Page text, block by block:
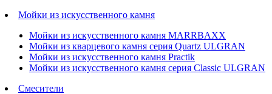
Мойки из искусственного камня
Мойки из искусственного камня MARRBAXX
Мойки из кварцевого камня серия Quartz ULGRAN
Мойки из искусственного камня Practik
Мойки из искусственного камня серия Classic ULGRAN
Смесители